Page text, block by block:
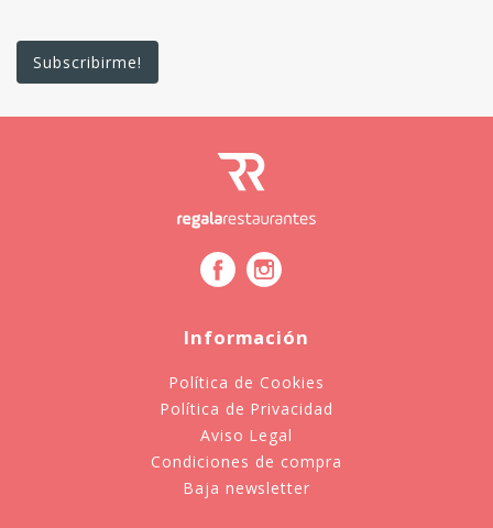
Información
Política de Cookies
Política de Privacidad
Aviso Legal
Condiciones de compra
Baja newsletter